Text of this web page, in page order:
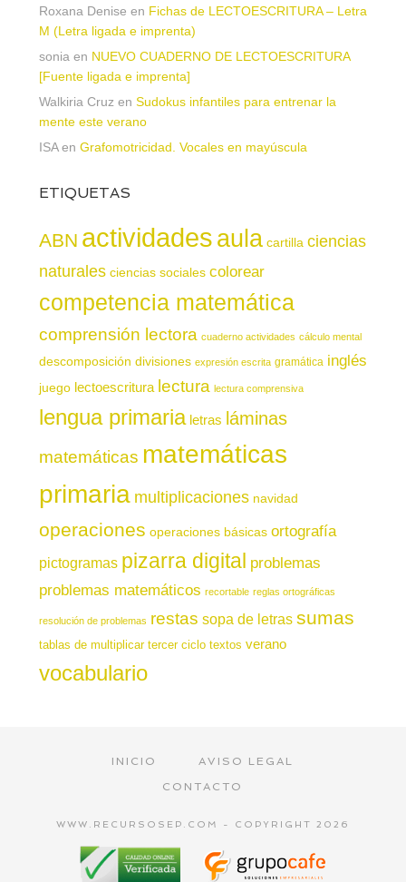
Roxana Denise en Fichas de LECTOESCRITURA – Letra
M (Letra ligada e imprenta)
sonia en NUEVO CUADERNO DE LECTOESCRITURA
[Fuente ligada e imprenta]
Walkiria Cruz en Sudokus infantiles para entrenar la
mente este verano
ISAen Grafomotricidad. Vocales en mayúscula
ETIQUETAS
ABN actividadesaula cartilla ciencias
naturales ciencias sociales colorear
competencia matemática
comprensión lectora cuaderno actividades cálculo mental
descomposición divisiones expresión escrita gramática inglés
juego lectoescritura lectura lectura comprensiva
lengua primaria letras láminas
matemáticas matemáticas
primaria multiplicaciones navidad
operaciones operaciones básicas ortografía
pictogramas pizarra digital problemas
problemas matemáticos recortable reglas ortográficas
resolución de problemas restas sopa de letras sumas
tablas de multiplicar tercer ciclo textos verano
vocabulario
INICIO
AVISO LEGAL
CONTACTO
WWW.RECURSOSEP.COM - COPYRIGHT 2026